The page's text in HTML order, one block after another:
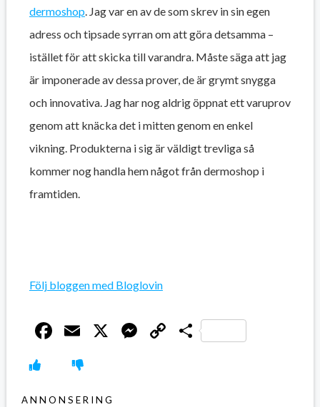
dermoshop. Jag var en av de som skrev in sin egen
adress och tipsade syrran om att göra detsamma –
istället för att skicka till varandra. Måste säga att jag
är imponerade av dessa prover, de är grymt snygga
och innovativa. Jag har nog aldrig öppnat ett varuprov
genom att knäcka det i mitten genom en enkel
vikning. Produkterna i sig är väldigt trevliga så
kommer nog handla hem något från dermoshop i
framtiden.
Följ bloggen med Bloglovin
Facebook
Email
X Messenger
CopyDela
ANNONSERING